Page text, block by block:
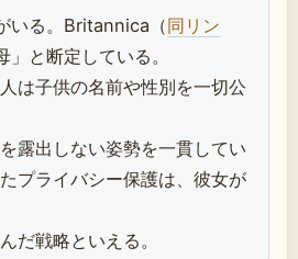
いる。Britannica（同リン
」と断定している。
は子供の名前や性別を一切公
露出しない姿勢を一貫してい
プライバシー保護は、彼女が
だ戦略といえる。